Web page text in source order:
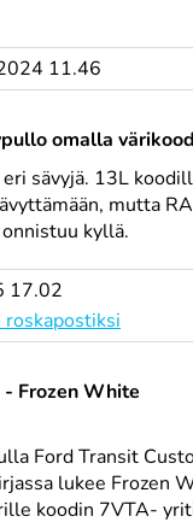
11.46
omalla
sävyjä. 13L
mutta
kyllä.
17.02
- Frozen White
Ford Transit
lukee Frozen
koodin 7VTA-